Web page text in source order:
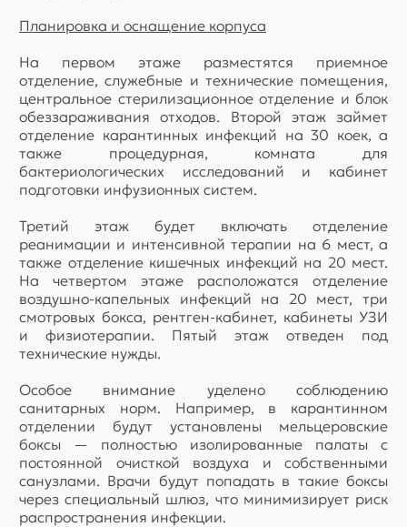
Планировка и оснащение корпуса
На первом этаже разместятся приемное
отделение, служебные и технические помещения,
центральное стерилизационное отделение и блок
обеззараживания отходов. Второй этаж займет
отделение карантинных инфекций на 30 коек, а
также процедурная, комната для
бактериологических исследований и кабинет
подготовки инфузионных систем.
Третий этаж будет включать отделение
реанимации и интенсивной терапии на 6 мест, а
также отделение кишечных инфекций на 20 мест.
На четвертом этаже расположатся отделение
воздушно-капельных инфекций на 20 мест, три
смотровых бокса, рентген-кабинет, кабинеты УЗИ
и физиотерапии. Пятый этаж отведен под
технические нужды.
Особое внимание уделено соблюдению
санитарных норм. Например, в карантинном
отделении будут установлены мельцеровские
боксы — полностью изолированные палаты с
постоянной очисткой воздуха и собственными
санузлами. Врачи будут попадать в такие боксы
через специальный шлюз, что минимизирует риск
распространения инфекции.